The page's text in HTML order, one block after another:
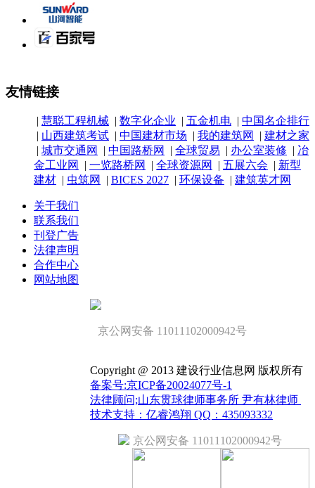
友情链接
| 慧聪工程机械 | 数字化企业 | 五金机电 | 中国名企排行
| 山西建筑考试 | 中国建材市场 | 我的建筑网 | 建材之家
| 城市交通网 | 中国路桥网 | 全球贸易 | 办公室装修 | 冶
金工业网
| 一览路桥网 | 全球资源网 | 五展六会 | 新型
建材 | 虫筑网 | BICES 2027 | 环保设备 | 建筑英才网
关于我们
联系我们
刊登广告
法律声明
合作中心
网站地图
京公网安备 11011102000942号
Copyright @ 2013 建设行业信息网 版权所有
备案号:京ICP备20024077号-1
法律顾问;山东贯球律师事务所 尹有林律师
技术支持：亿睿鸿翔 QQ：435093332
京公网安备 11011102000942号